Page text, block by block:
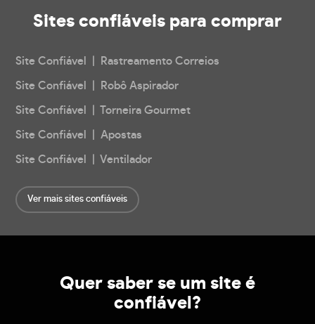
Sites confiáveis para comprar
Site Confiável | Rastreamento Correios
Site Confiável | Robô Aspirador
Site Confiável | Torneira Gourmet
Site Confiável | Apostas
Site Confiável | Ventilador
Ver mais sites confiáveis
Quer saber se um site é
confiável?